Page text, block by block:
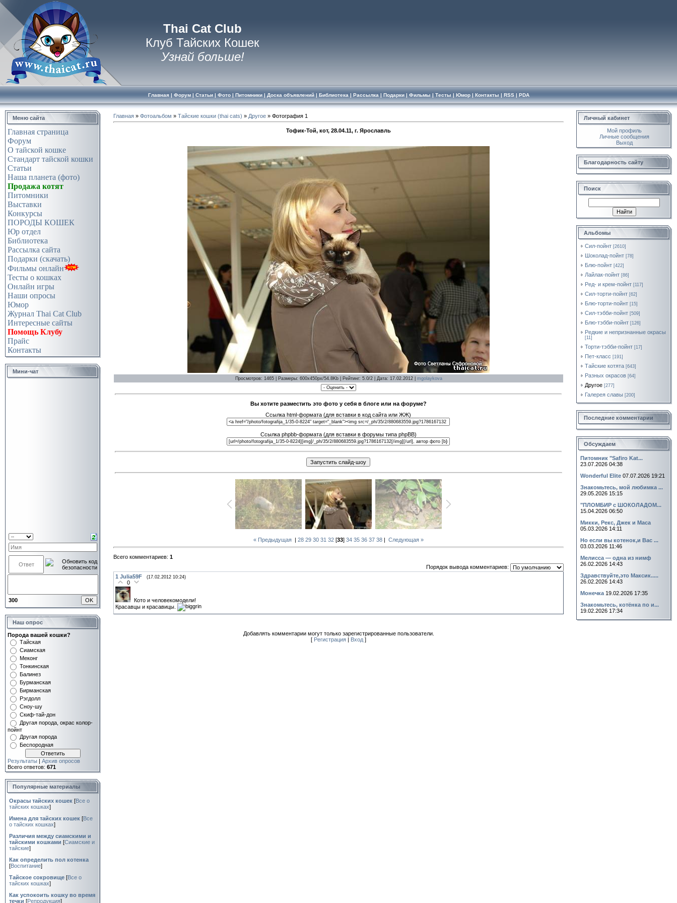
Thai Cat Club
Клуб Тайских Кошек
Узнай больше!
Главная| Форум| Статьи| Фото| Питомники| Доска объявлений| Библиотека | Рассылка | Подарки| Фильмы | Тесты | Юмор| Контакты | RSS| PDA
Меню сайта
Главная страница
Форум
О тайской кошке
Стандарт тайской кошки
Статьи
Наша планета (фото)
Продажа котят
Питомники
Выставки
Конкурсы
ПОРОДЫ КОШЕК
Юр отдел
Библиотека
Рассылка сайта
Подарки (скачать)
Фильмы онлайн
Тесты о кошках
Онлайн игры
Наши опросы
Юмор
Журнал Thai Cat Club
Интересные сайты
Помощь Клубу
Прайс
Контакты
Мини-чат
300
Наш опрос
Порода вашей кошки?
Тайская
Сиамская
Меконг
Тонкинская
Балинез
Бурманская
Бирманская
Рэгдолл
Сноу-шу
Скиф-тай-дон
Другая порода, окрас колор-
пойнт
Другая порода
Беспородная
Результаты | Архив опросов
Всего ответов: 671
Популярные материалы
Окрасы тайских кошек [Все о
тайских кошках]
Имена для тайских кошек [Все
о тайских кошках]
Различия между сиамскими и
тайскими кошками [Сиамские и
тайские]
Как определить пол котенка
[Воспитание]
Тайское сокровище [Все о
тайских кошках]
Как успокоить кошку во время
течки [Репродукция]
Главная » Фотоальбом » Тайские кошки (thai cats) » Другое » Фотография 1
Тофик-Той, кот, 28.04.11, г. Ярославль
Просмотров: 1465 | Размеры: 600x450px/54.8Kb | Рейтинг: 5.0/2 | Дата: 17.02.2012 | mgolaykova
Вы хотите разместить это фото у себя в блоге или на форуме?
Ссылка html-формата (для вставки в код сайта или ЖЖ)
Ссылка phpbb-формата (для вставки в форумы типа phpBB)
« Предыдущая | 28 29 30 31 32 [33] 34 35 36 37 38 | Следующая »
Всего комментариев: 1
Порядок вывода комментариев:
1 Julia59F (17.02.2012 10:24)
0
Кото и человекомодели!
Красавцы и красавицы.
Добавлять комментарии могут только зарегистрированные пользователи.
[ Регистрация Вход ]
Личный кабинет
Мой профиль
Личные сообщения
Выход
Благодарность сайту
Поиск
Альбомы
Сил-пойнт [2610]
Шоколад-пойнт [78]
Блю-пойнт [422]
Лайлак-пойнт [86]
Ред- и крем-пойнт [117]
Сил-торти-пойнт [62]
Блю-торти-пойнт [15]
Сил-тэбби-пойнт [509]
Блю-тэбби-пойнт [126]
Редкие и непризнанные окрасы
[11]
Торти-тэбби-пойнт [17]
Пет-класс [191]
Тайские котята [643]
Разных окрасов [64]
Другое [277]
Галерея славы [200]
Последние комментарии
Обсуждаем
Питомник "Safiro Kat...
23.07.2026 04:38
Wonderful Elite 07.07.2026 19:21
Знакомьтесь, мой любимка ...
29.05.2026 15:15
"ПЛОМБИР с ШОКОЛАДОМ...
15.04.2026 06:50
Микки, Рекс, Джек и Маса
05.03.2026 14:11
Но если вы котенок,и Вас ...
03.03.2026 11:46
Мелисса — одна из нимф
26.02.2026 14:43
Здравствуйте,это Максик.....
26.02.2026 14:43
Монечка 19.02.2026 17:35
Знакомьтесь, котёнка по и...
19.02.2026 17:34